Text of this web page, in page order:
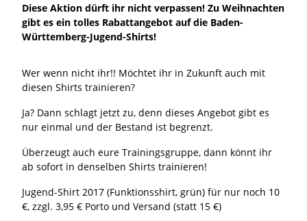
Diese Aktion dürft ihr nicht verpassen! Zu Weihnachten
gibt es ein tolles Rabattangebot auf die Baden-
Württemberg-Jugend-Shirts!
Wer wenn nicht ihr!! Möchtet ihr in Zukunft auch mit
diesen Shirts trainieren?
Ja? Dann schlagt jetzt zu, denn dieses Angebot gibt es
nur einmal und der Bestand ist begrenzt.
Überzeugt auch eure Trainingsgruppe, dann könnt ihr
ab sofort in denselben Shirts trainieren!
Jugend-Shirt 2017 (Funktionsshirt, grün) für nur noch 10
€, zzgl. 3,95 € Porto und Versand (statt 15 €)